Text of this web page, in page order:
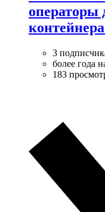
операторы
3
более года
183